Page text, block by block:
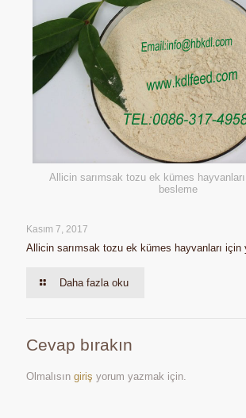
Allicin sarımsak tozu ek kümes
besleme
Kasım 7, 2017
Allicin sarımsak tozu ek kümes hayvanları için
Daha fazla oku
Cevap bırakın
Olmalısın giriş yorum yazmak için.